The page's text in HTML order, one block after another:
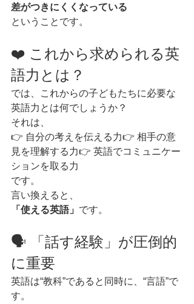
差がつきにくくなっている
ということです。
❤️ これから求められる英
語力とは？
では、これからの子どもたちに必要な
英語力とは何でしょうか？
それは、
👉 自分の考えを伝える力👉 相手の意
見を理解する力👉 英語でコミュニケー
ションを取る力
です。
言い換えると、
「使える英語」 です。
🗣️ 「話す経験」が圧倒的
に重要
英語は“教科”であると同時に、“言語”で
す。